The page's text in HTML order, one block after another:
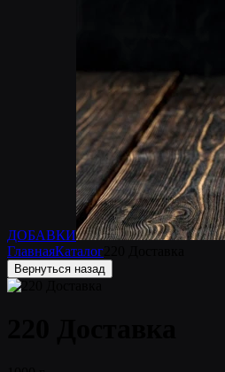
ДОБАВКИ
ГлавнаяКаталог
Вернуться назад